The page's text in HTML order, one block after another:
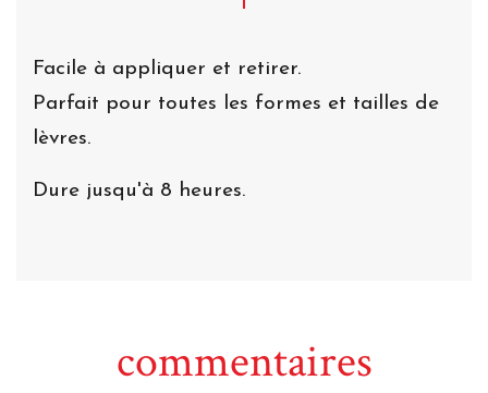
Facile à appliquer et retirer.
Parfait pour toutes les formes et tailles de
lèvres.
Dure jusqu'à 8 heures.
commentaires